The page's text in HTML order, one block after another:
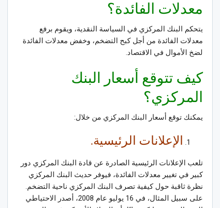
معدلات الفائدة؟
يتحكم البنك المركزي في السياسة النقدية، ويقوم برفع
معدلات الفائدة من أجل كبح التضخم، وخفض معدلات الفائدة
لضخ الأموال في الاقتصاد.
كيف تتوقع أسعار البنك
المركزي؟
يمكنك توقع أسعار البنك المركزي من خلال:
الإعلانات الرئيسية.
تلعب الإعلانات الرئيسية الصادرة عن قادة البنك المركزي دور
كبير في تغيير معدلات الفائدة، فيوفر حديث البنك المركزي
نظرة ثاقبة حول كيفية تصرف البنك المركزي ناحية التضخم.
على سبيل المثال، في 16 يوليو عام 2008، أصدر الاحتياطي